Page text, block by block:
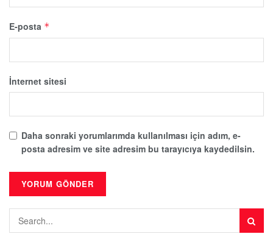
E-posta *
İnternet sitesi
Daha sonraki yorumlarımda kullanılması için adım, e-
posta adresim ve site adresim bu tarayıcıya kaydedilsin.